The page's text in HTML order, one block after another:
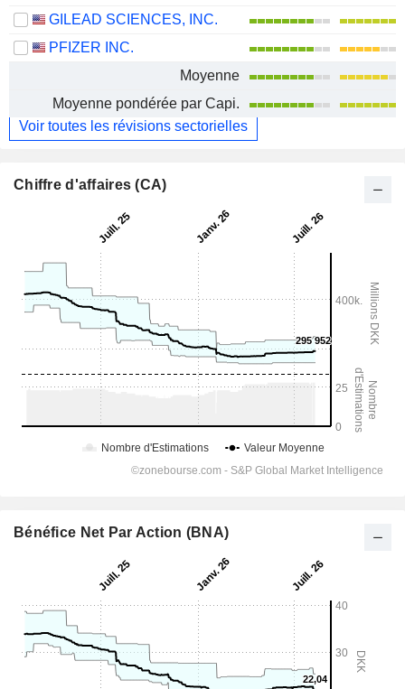
GILEAD SCIENCES, INC.
PFIZER INC.
Moyenne
Moyenne pondérée par Capi.
Voir toutes les révisions sectorielles
Chiffre d'affaires (CA)
Bénéfice Net Par Action (BNA)